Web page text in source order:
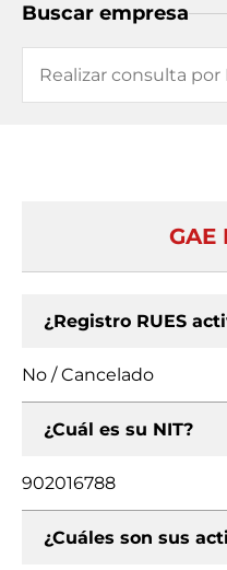
Buscar empresa
GAE
¿Registro RUES
No / Cancelado
¿Cuál es su NIT?
902016788
¿Cuáles son sus